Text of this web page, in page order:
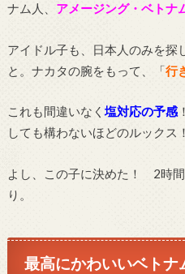
ナム人、 アメージング・ベトナ
アイドル子も、日本人のみを探
と。ナカタの腕をもって、「行
これも間違いなく塩対応の予感
しても構わないほどのルックス！
よし、この子に決めた！ 2時
り。
最高にかわいいベトナ